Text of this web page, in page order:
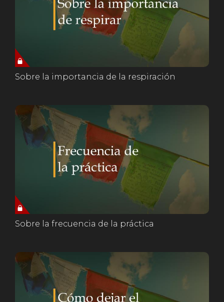
Sobre la importancia de la respiración
Sobre la frecuencia de la práctica